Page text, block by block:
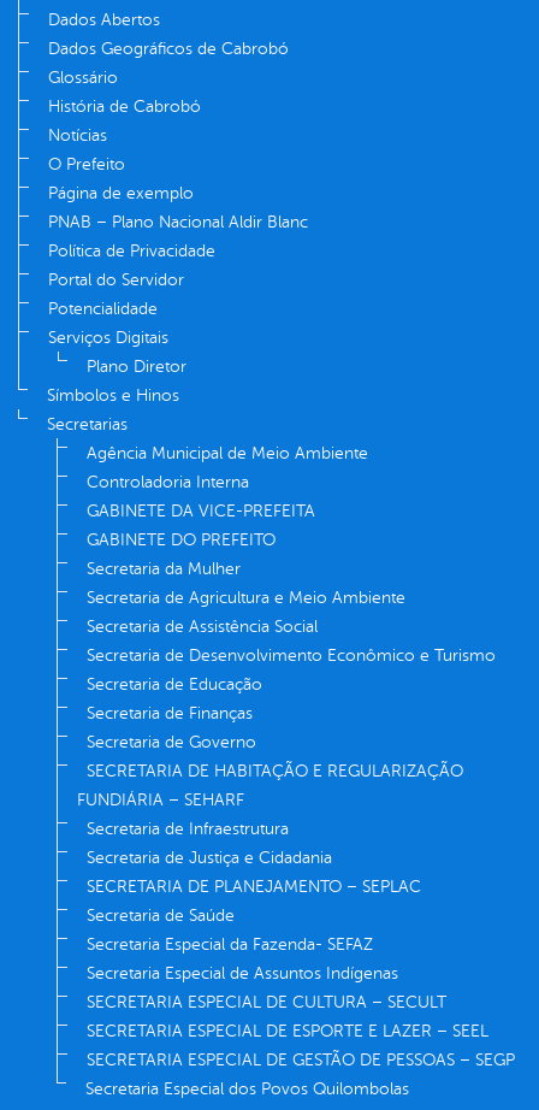
Dados Abertos
Dados Geográficos de Cabrobó
Glossário
História de Cabrobó
Notícias
O Prefeito
Página de exemplo
PNAB – Plano Nacional Aldir Blanc
Política de Privacidade
Portal do Servidor
Potencialidade
Serviços Digitais
Plano Diretor
Símbolos e Hinos
Secretarias
Agência Municipal de Meio Ambiente
Controladoria Interna
GABINETE DA VICE-PREFEITA
GABINETE DO PREFEITO
Secretaria da Mulher
Secretaria de Agricultura e Meio Ambiente
Secretaria de Assistência Social
Secretaria de Desenvolvimento Econômico e Turismo
Secretaria de Educação
Secretaria de Finanças
Secretaria de Governo
SECRETARIA DE HABITAÇÃO E REGULARIZAÇÃO
FUNDIÁRIA – SEHARF
Secretaria de Infraestrutura
Secretaria de Justiça e Cidadania
SECRETARIA DE PLANEJAMENTO – SEPLAC
Secretaria de Saúde
Secretaria Especial da Fazenda- SEFAZ
Secretaria Especial de Assuntos Indígenas
SECRETARIA ESPECIAL DE CULTURA – SECULT
SECRETARIA ESPECIAL DE ESPORTE E LAZER – SEEL
SECRETARIA ESPECIAL DE GESTÃO DE PESSOAS – SEGP
Secretaria Especial dos Povos Quilombolas